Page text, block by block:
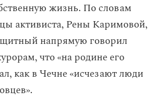
жизнь. По словам
активиста, Рены Каримовой,
напрямую говорил
что «на родине его
как в Чечне «исчезают люди